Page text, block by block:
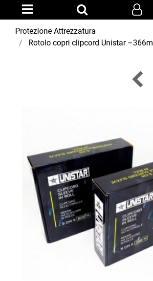
Open menu
Protezione Attrezzatura
Rotolo copri clipcord Unistar –366m